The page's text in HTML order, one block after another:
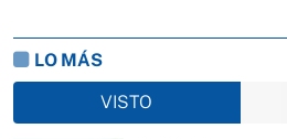
LO MÁS
VISTO